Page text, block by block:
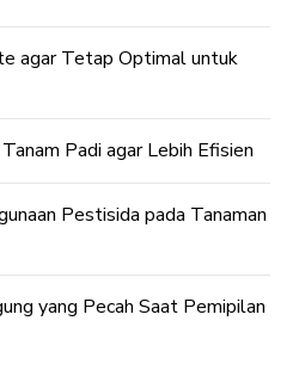
agar Tetap Optimal untuk
Padi agar Lebih Efisien
Pestisida pada Tanaman
yang Pecah Saat Pemipilan